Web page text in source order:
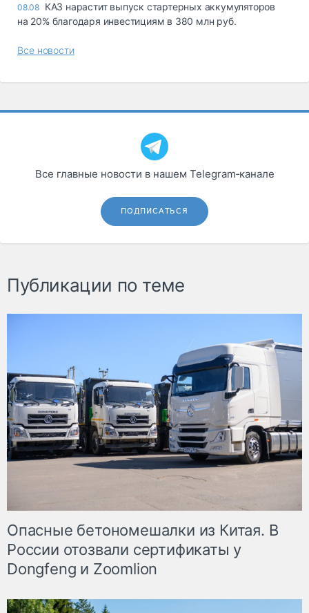
08.08 КАЗ нарастит выпуск стартерных аккумуляторов
на 20% благодаря инвестициям в 380 млн руб.
Все новости
Все главные новости в нашем Telegram‑канале
ПОДПИСАТЬСЯ
Публикации по теме
Опасные бетономешалки из Китая. В
России отозвали сертификаты у
Dongfeng и Zoomlion